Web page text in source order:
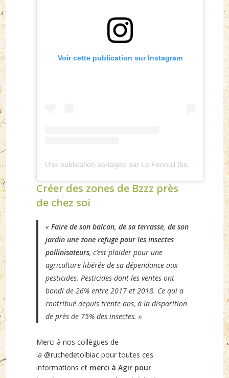
Voir cette publication sur Instagram
Une publication partagée par Le Fenouil Biocoop (@fenouilbiocoop)
Créer des zones de Bzzz près
de chez soi
« Faire de son balcon, de sa terrasse, de son
jardin une zone refuge pour les insectes
pollinisateurs, c’est plaider pour une
agriculture libérée de sa dépendance aux
pesticides. Pesticides dont les ventes ont
bondi de 26% entre 2017 et 2018. Ce qui a
contribué depuis trente ans, à la disparition
de près de 75% des insectes. »
Merci à nos collègues de
la@ruchedetolbiac pour toutes ces
informations et merci à Agir pour